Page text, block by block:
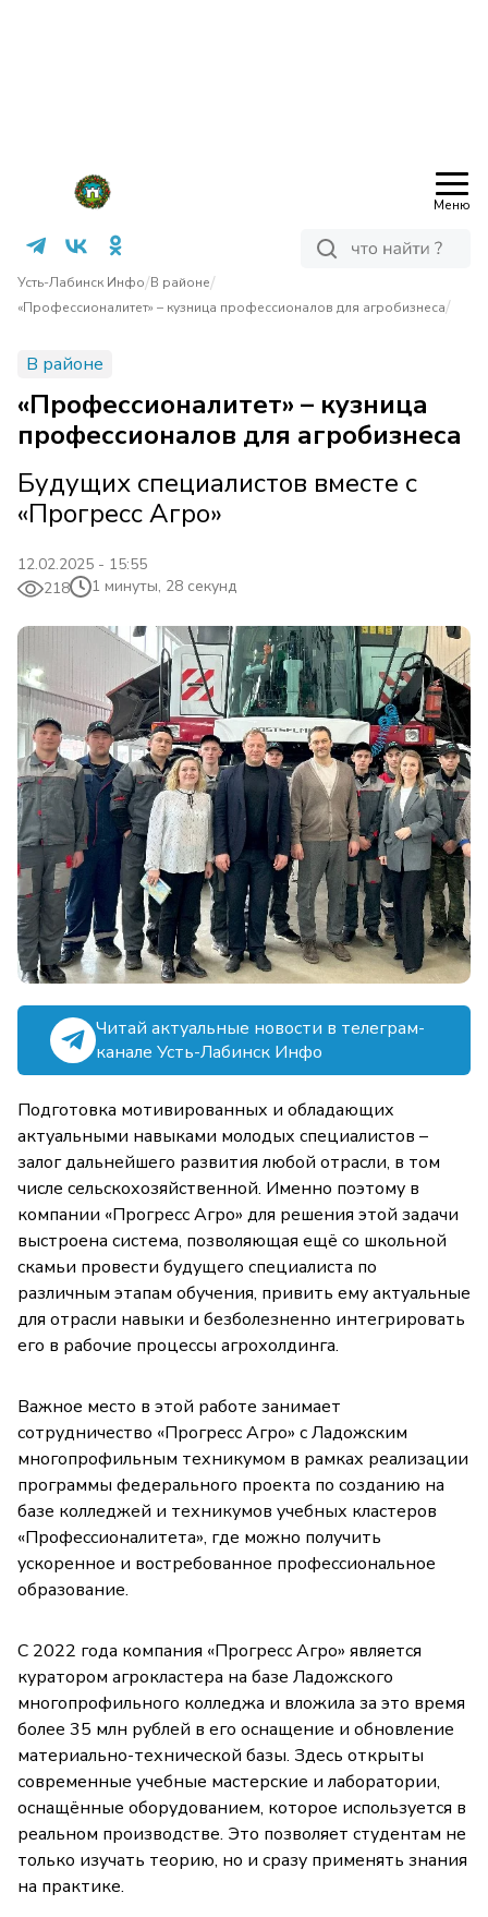
Меню
Усть-Лабинск Инфо/В районе/
«Профессионалитет» – кузница профессионалов для агробизнеса/
В районе
«Профессионалитет» – кузница
профессионалов для агробизнеса
Будущих специалистов вместе с
«Прогресс Агро»
12.02.2025 - 15:55
218
1 минуты, 28 секунд
Читай актуальные новости в телеграм-
канале Усть-Лабинск Инфо
Подготовка мотивированных и обладающих
актуальными навыками молодых специалистов –
залог дальнейшего развития любой отрасли, в том
числе сельскохозяйственной. Именно поэтому в
компании «Прогресс Агро» для решения этой задачи
выстроена система, позволяющая ещё со школьной
скамьи провести будущего специалиста по
различным этапам обучения, привить ему актуальные
для отрасли навыки и безболезненно интегрировать
его в рабочие процессы агрохолдинга.
Важное место в этой работе занимает
сотрудничество «Прогресс Агро» с Ладожским
многопрофильным техникумом в рамках реализации
программы федерального проекта по созданию на
базе колледжей и техникумов учебных кластеров
«Профессионалитета», где можно получить
ускоренное и востребованное профессиональное
образование.
С 2022 года компания «Прогресс Агро» является
куратором агрокластера на базе Ладожского
многопрофильного колледжа и вложила за это время
более 35 млн рублей в его оснащение и обновление
материально-технической базы. Здесь открыты
современные учебные мастерские и лаборатории,
оснащённые оборудованием, которое используется в
реальном производстве. Это позволяет студентам не
только изучать теорию, но и сразу применять знания
на практике.